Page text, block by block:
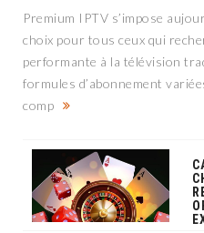
Premium IPTV s’impose
choix pour tous ceux qui
performante à la télévision
formules d’abonnement
comp